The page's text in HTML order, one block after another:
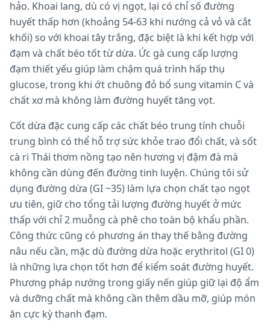
hảo. Khoai lang, dù có vị ngọt, lại có chỉ số đường
huyết thấp hơn (khoảng 54-63 khi nướng cả vỏ và cắt
khối) so với khoai tây trắng, đặc biệt là khi kết hợp với
đạm và chất béo tốt từ dừa. Ức gà cung cấp lượng
đạm thiết yếu giúp làm chậm quá trình hấp thụ
glucose, trong khi ớt chuông đỏ bổ sung vitamin C và
chất xơ mà không làm đường huyết tăng vọt.
Cốt dừa đặc cung cấp các chất béo trung tính chuỗi
trung bình có thể hỗ trợ sức khỏe trao đổi chất, và sốt
cà ri Thái thơm nồng tạo nên hương vị đậm đà mà
không cần dùng đến đường tinh luyện. Chúng tôi sử
dụng đường dừa (GI ~35) làm lựa chọn chất tạo ngọt
ưu tiên, giữ cho tổng tải lượng đường huyết ở mức
thấp với chỉ 2 muỗng cà phê cho toàn bộ khẩu phần.
Công thức cũng có phương án thay thế bằng đường
nâu nếu cần, mặc dù đường dừa hoặc erythritol (GI 0)
là những lựa chọn tốt hơn để kiểm soát đường huyết.
Phương pháp nướng trong giấy nến giúp giữ lại độ ẩm
và dưỡng chất mà không cần thêm dầu mỡ, giúp món
ăn cực kỳ thanh đạm.